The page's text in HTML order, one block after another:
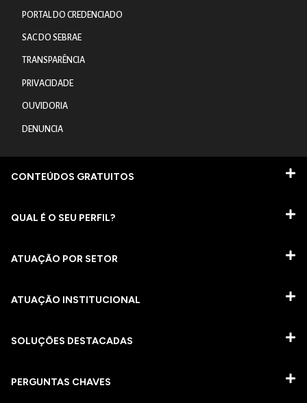
PORTAL DO CREDENCIADO
SAC DO SEBRAE
TRANSPARÊNCIA
PRIVACIDADE
OUVIDORIA
DENUNCIA
CONTEÚDOS GRATUITOS
QUAL É O SEU PERFIL?
ATUAÇÃO POR SETOR
ATUAÇÃO INSTITUCIONAL
SOLUÇÕES DESTACADAS
PERGUNTAS CHAVES​